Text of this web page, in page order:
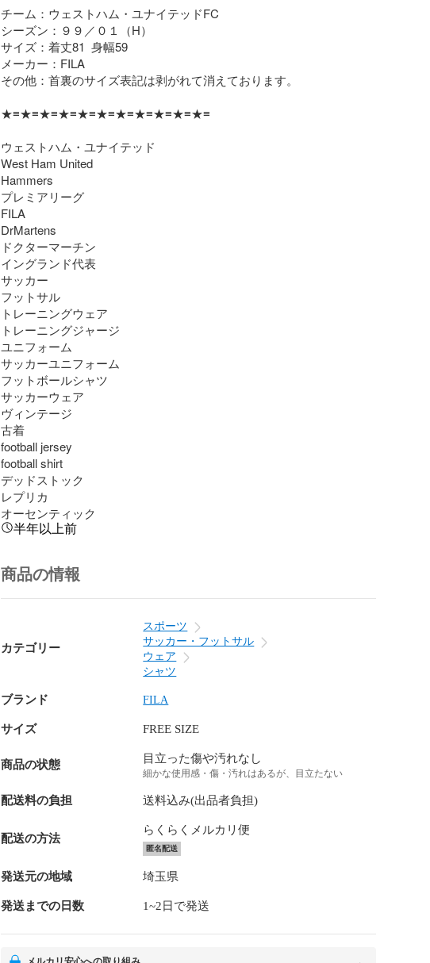
チーム：ウェストハム・ユナイテッドFC
シーズン：９９／０１（H）
サイズ：着丈81  身幅59
メーカー：FILA
その他：首裏のサイズ表記は剥がれて消えております。
★≡★≡★≡★≡★≡★≡★≡★≡★≡★≡★≡
ウェストハム・ユナイテッド
West Ham United
Hammers
プレミアリーグ
FILA
DrMartens
ドクターマーチン
イングランド代表
サッカー
フットサル
トレーニングウェア
トレーニングジャージ
ユニフォーム
サッカーユニフォーム
フットボールシャツ
サッカーウェア
ヴィンテージ
古着
football jersey
football shirt
デッドストック
レプリカ
オーセンティック
半年以上前
商品の情報
カテゴリー
スポーツ
サッカー・フットサル
ウェア
シャツ
ブランド FILA
サイズ FREE SIZE
商品の状態 目立った傷や汚れなし
細かな使用感・傷・汚れはあるが、目立たない
配送料の負担 送料込み(出品者負担)
配送の方法
らくらくメルカリ便
匿名配送
発送元の地域 埼玉県
発送までの日数 1~2日で発送